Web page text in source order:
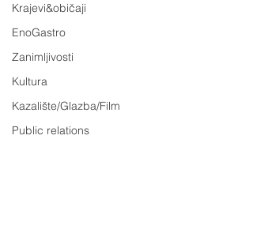
Krajevi&običaji
EnoGastro
Zanimljivosti
Kultura
Kazalište/Glazba/Film
Public relations